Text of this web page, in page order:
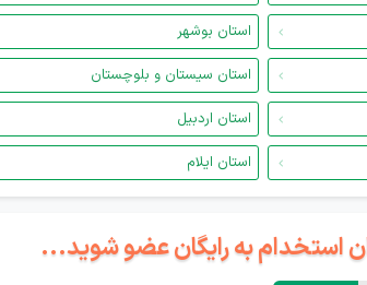
استان بوشهر
استان سیستان و بلوچستان
استان اردبیل
استان ایلام
استخدام به رایگان عضو شوید...